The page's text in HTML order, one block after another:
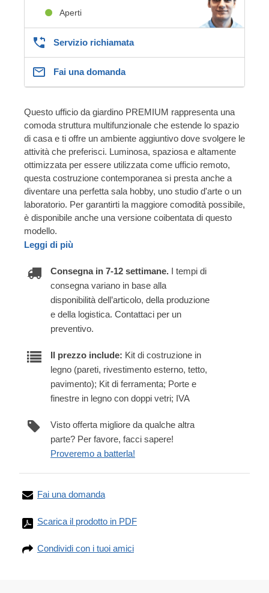
Aperti
Servizio richiamata
Fai una domanda
Questo ufficio da giardino PREMIUM rappresenta una
comoda struttura multifunzionale che estende lo spazio
di casa e ti offre un ambiente aggiuntivo dove svolgere le
attività che preferisci. Luminosa, spaziosa e altamente
ottimizzata per essere utilizzata come ufficio remoto,
questa costruzione contemporanea si presta anche a
diventare una perfetta sala hobby, uno studio d'arte o un
laboratorio. Per garantirti la maggiore comodità possibile,
è disponibile anche una versione coibentata di questo
modello.
Leggi di più
Consegna in 7-12 settimane. I tempi di
consegna variano in base alla
disponibilità dell’articolo, della produzione
e della logistica. Contattaci per un
preventivo.
Il prezzo include: Kit di costruzione in
legno (pareti, rivestimento esterno, tetto,
pavimento); Kit di ferramenta; Porte e
finestre in legno con doppi vetri; IVA
Visto offerta migliore da qualche altra
parte? Per favore, facci sapere!
Proveremo a batterla!
Fai una domanda
Scarica il prodotto in PDF
Condividi con i tuoi amici